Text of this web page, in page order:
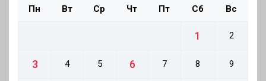
Пн Вт Ср Чт Пт Сб Вс
1 2
3 4 5 6 7 8 9